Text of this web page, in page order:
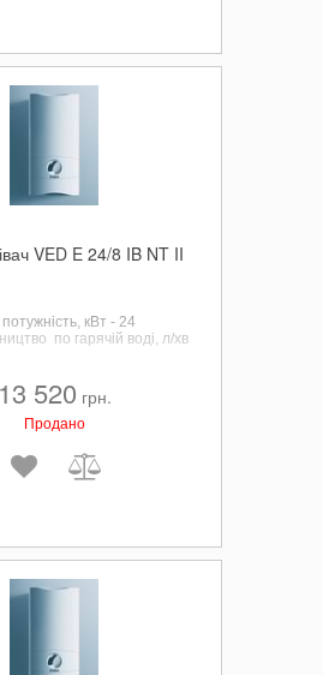
VED E 24/8 IB NT II
кВт - 24
по гарячій воді, л/хв
13 520 грн.
Продано